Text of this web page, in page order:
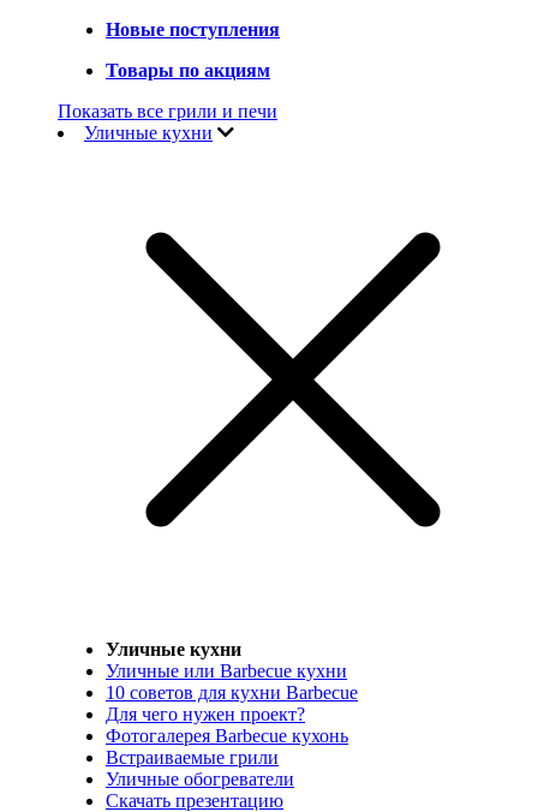
Новые поступления
Товары по акциям
Показать все грили и печи
Уличные кухни
Уличные кухни
Уличные или Barbecue кухни
10 советов для кухни Barbecue
Для чего нужен проект?
Фотогалерея Barbecue кухонь
Встраиваемые грили
Уличные обогреватели
Скачать презентацию